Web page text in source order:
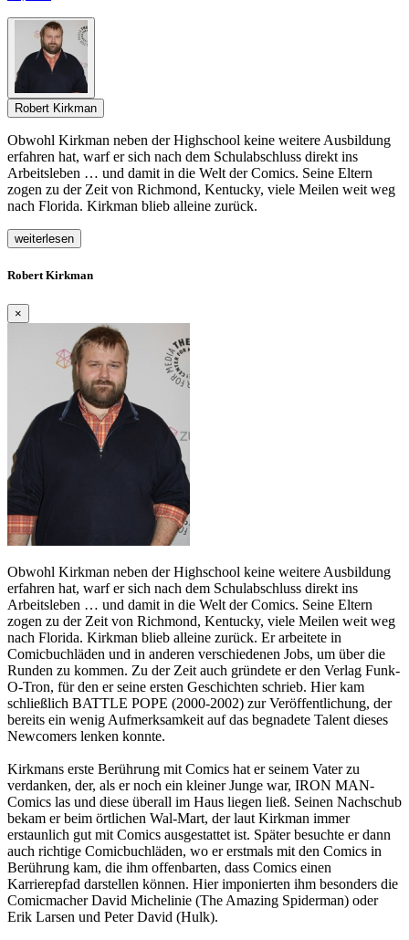
Robert Kirkman
Obwohl Kirkman neben der Highschool keine weitere Ausbildung
erfahren hat, warf er sich nach dem Schulabschluss direkt ins
Arbeitsleben … und damit in die Welt der Comics. Seine Eltern
zogen zu der Zeit von Richmond, Kentucky, viele Meilen weit weg
nach Florida. Kirkman blieb alleine zurück.
weiterlesen
Robert Kirkman
×
Obwohl Kirkman neben der Highschool keine weitere Ausbildung
erfahren hat, warf er sich nach dem Schulabschluss direkt ins
Arbeitsleben … und damit in die Welt der Comics. Seine Eltern
zogen zu der Zeit von Richmond, Kentucky, viele Meilen weit weg
nach Florida. Kirkman blieb alleine zurück. Er arbeitete in
Comicbuchläden und in anderen verschiedenen Jobs, um über die
Runden zu kommen. Zu der Zeit auch gründete er den Verlag Funk-
O-Tron, für den er seine ersten Geschichten schrieb. Hier kam
schließlich BATTLE POPE (2000-2002) zur Veröffentlichung, der
bereits ein wenig Aufmerksamkeit auf das begnadete Talent dieses
Newcomers lenken konnte.
Kirkmans erste Berührung mit Comics hat er seinem Vater zu
verdanken, der, als er noch ein kleiner Junge war, IRON MAN-
Comics las und diese überall im Haus liegen ließ. Seinen Nachschub
bekam er beim örtlichen Wal-Mart, der laut Kirkman immer
erstaunlich gut mit Comics ausgestattet ist. Später besuchte er dann
auch richtige Comicbuchläden, wo er erstmals mit den Comics in
Berührung kam, die ihm offenbarten, dass Comics einen
Karrierepfad darstellen können. Hier imponierten ihm besonders die
Comicmacher David Michelinie (The Amazing Spiderman) oder
Erik Larsen und Peter David (Hulk).